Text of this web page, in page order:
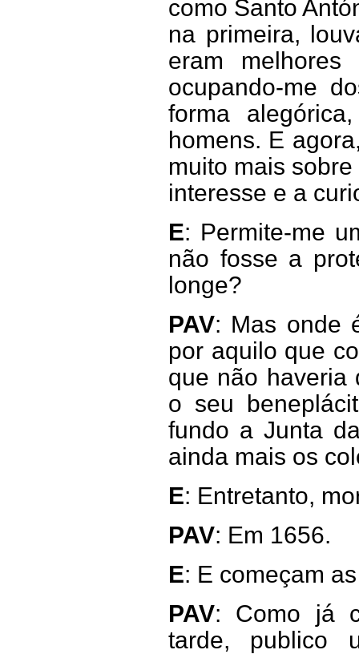
como Santo
na primeira,
eram
ocupando-me
forma
homens. E
muito mais
interesse e a
E: Permite-me
não fosse a
longe?
PAV: Mas onde
por aquilo que
que não haveria
o seu
fundo a Junta
ainda mais os
E: Entretanto,
PAV: Em 1656.
E: E começam
PAV: Como já
tarde, publico